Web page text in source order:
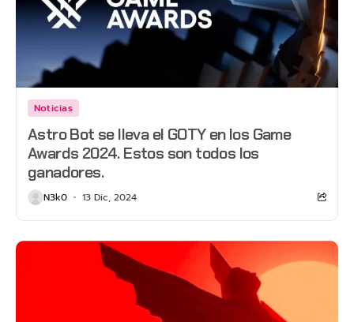
Noticias
Astro Bot se lleva el GOTY en los Game
Awards 2024. Estos son todos los
ganadores.
N3k0 13 Dic, 2024